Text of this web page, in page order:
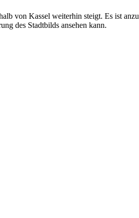
von Kassel weiterhin steigt. Es ist
des Stadtbilds ansehen kann.